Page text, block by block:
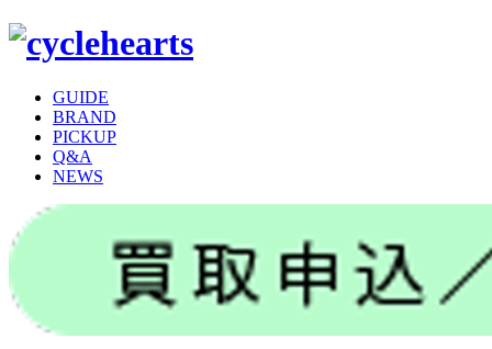
GUIDE
BRAND
PICKUP
Q&A
NEWS